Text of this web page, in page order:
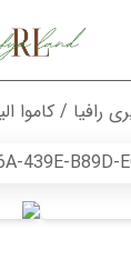
رافیا / کاموا